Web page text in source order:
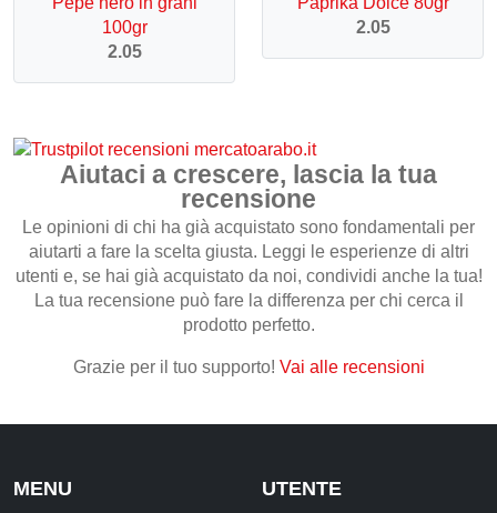
100gr
2.05
2.05
Aiutaci a crescere, lascia la tua
recensione
Le opinioni di chi ha già acquistato sono fondamentali per
aiutarti a fare la scelta giusta. Leggi le esperienze di altri
utenti e, se hai già acquistato da noi, condividi anche la tua!
La tua recensione può fare la differenza per chi cerca il
prodotto perfetto.
Grazie per il tuo supporto! Vai alle recensioni
MENU UTENTE